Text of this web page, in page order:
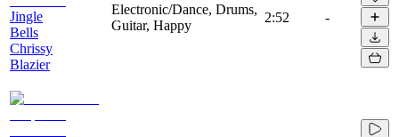
Jingle
Bells
Chrissy
Blazier
Electronic/Dance, Drums,
Guitar, Happy
2:52 -